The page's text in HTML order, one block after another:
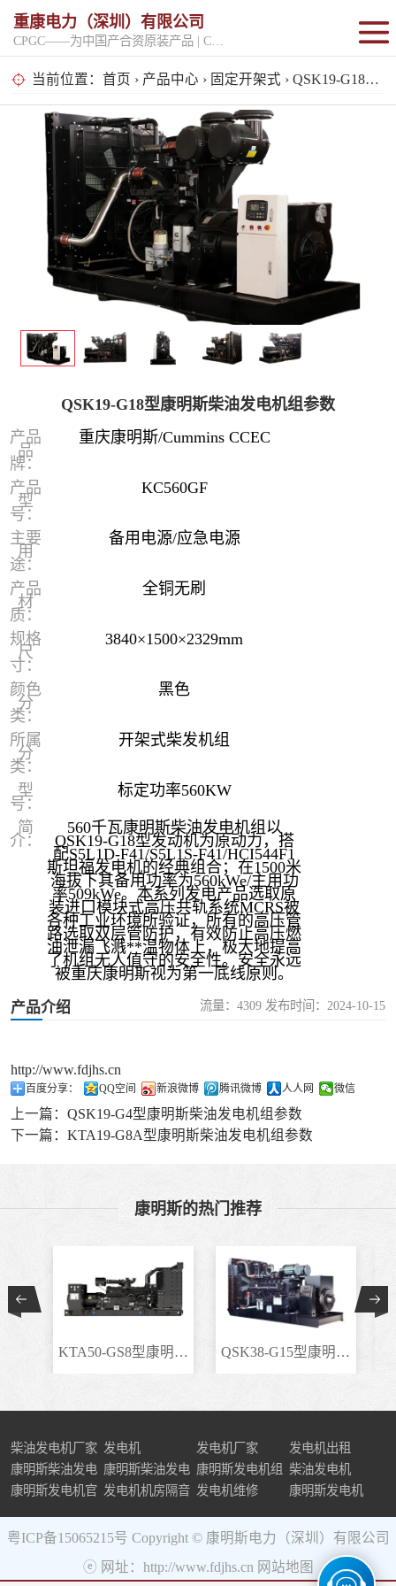
重康电力（深圳）有限公司
当前位置： 首页 › 产品中心 › 固定开架式 › QSK19-G18型康明斯柴油发电机组参数
QSK19-G18型康明斯柴油发电机组参数
产品
品
牌：
重庆康明斯/Cummins CCEC
产品
型
号：
KC560GF
主要
用
途：
备用电源/应急电源
产品
材
质：
全铜无刷
规格
尺
寸：
3840×1500×2329mm
颜色
分
类：
黑色
所属
分
类：
开架式柴发机组
型
号：
标定功率560KW
简
介：
560千瓦康明斯柴油发电机组以
QSK19-G18型发动机为原动力，搭
配S5L1D-F41/S5L1S-F41/HCI544F1
斯坦福发电机的经典组合；在1500米
海拔下其备用功率为560kWe/主用功
率509kWe。本系列发电产品选取原
装进口模块式高压共轨系统MCRS被
各种工业环境所验证，所有的高压管
路选取双层管防护，有效防止高压燃
油泄漏飞溅**温物体上，极大地提高
了机组无人值守的安全性。安全永远
被重庆康明斯视为第一底线原则。
产品介绍 流量：4309 发布时间：2024-10-15
http://www.fdjhs.cn
百度分享： QQ空间 新浪微博 腾讯微博 人人网 微信
上一篇： QSK19-G4型康明斯柴油发电机组参数
下一篇： KTA19-G8A型康明斯柴油发电机组参数
康明斯的热门推荐
KTA50-GS8型康明斯柴.. QSK38-G15型康明斯柴..
柴油发电机厂家 发电机 发电机厂家
发电机出租
康明斯柴油发电
机组
康明斯柴油发电
机
康明斯发电机组 柴油发电机
康明斯发电机官 发电机机房隔音 发电机维修 康明斯发电机
粤ICP备15065215号 Copyright © 康明斯电力（深圳）有限公司
ⓔ 网址：http://www.fdjhs.cn 网站地图
固定开架式
超静音型
移动电站